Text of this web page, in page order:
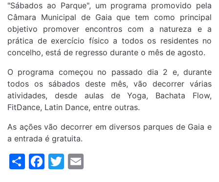
"Sábados ao Parque", um programa promovido pela
Câmara Municipal de Gaia que tem como principal
objetivo promover encontros com a natureza e a
prática de exercício físico a todos os residentes no
concelho, está de regresso durante o mês de agosto.
O programa começou no passado dia 2 e, durante
todos os sábados deste mês, vão decorrer várias
atividades, desde aulas de Yoga, Bachata Flow,
FitDance, Latin Dance, entre outras.
As ações vão decorrer em diversos parques de Gaia e
a entrada é gratuita.
ShareFacebook
Twitter